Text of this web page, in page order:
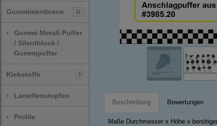
Gummimembrane 11
›
Gummi-Metall-Puffer
/ Silentblock /
Gummipuffer
Klebstoffe 3
› Lamellenstopfen
› Profile
Beschreibung Bewertungen
Maße Durchmesser x Höhe x